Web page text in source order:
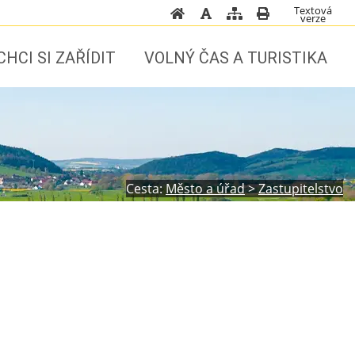
Textová
verze
SI ZAŘÍDIT VOLNÝ ČAS A TURISTIKA
Cesta: Město a úřad>Zastupitelstvo